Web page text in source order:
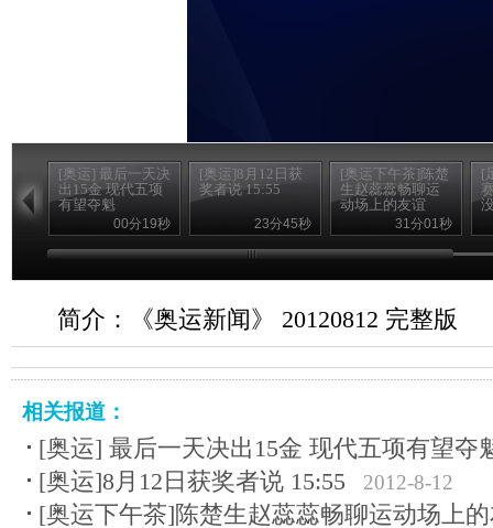
[奥运] 最后一天决
出15金 现代五项
有望夺魁
00分19秒
[奥运]8月12日获
奖者说 15:55
23分45秒
[奥运下午茶]陈楚
生赵蕊蕊畅聊运
动场上的友谊
31分01秒
[
简介：《奥运新闻》 20120812 完整版
相关报道：
[奥运] 最后一天决出15金 现代五项有望夺
[奥运]8月12日获奖者说 15:55
2012-8-12
[奥运下午茶]陈楚生赵蕊蕊畅聊运动场上